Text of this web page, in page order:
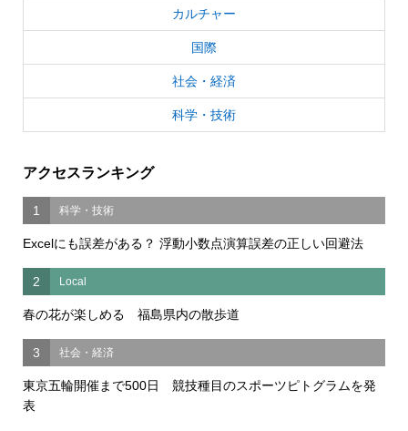
カルチャー
国際
社会・経済
科学・技術
アクセスランキング
1 科学・技術
Excelにも誤差がある？ 浮動小数点演算誤差の正しい回避法
2 Local
春の花が楽しめる 福島県内の散歩道
3 社会・経済
東京五輪開催まで500日 競技種目のスポーツピトグラムを発
表